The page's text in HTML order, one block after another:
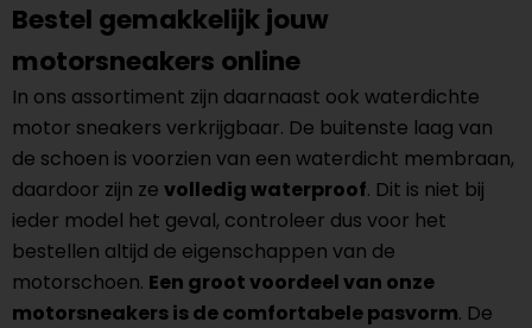
Bestel gemakkelijk jouw
motorsneakers online
In ons assortiment zijn daarnaast ook waterdichte
motor sneakers verkrijgbaar. De buitenste laag van
de schoen is voorzien van een waterdicht membraan,
daardoor zijn ze volledig waterproof. Dit is niet bij
ieder model het geval, controleer dus voor het
bestellen altijd de eigenschappen van de
motorschoen. Een groot voordeel van onze
motorsneakers is de comfortabele pasvorm. De